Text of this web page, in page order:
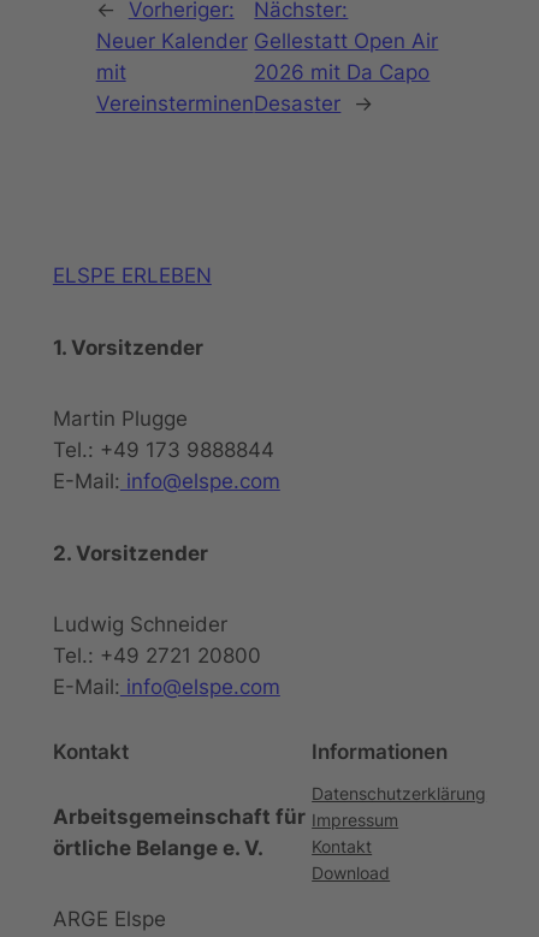
←
Vorheriger:
Neuer Kalender
mit
Vereinsterminen
Nächster:
Gellestatt Open Air
2026 mit Da Capo
Desaster
→
ELSPE ERLEBEN
1. Vorsitzender
Martin Plugge
Tel.: +49 173 9888844
E-Mail: info@elspe.com
2. Vorsitzender
Ludwig Schneider
Tel.: +49 2721 20800
E-Mail: info@elspe.com
Kontakt
Arbeitsgemeinschaft für
örtliche Belange e. V.
ARGE Elspe
Informationen
Datenschutzerklärung
Impressum
Kontakt
Download